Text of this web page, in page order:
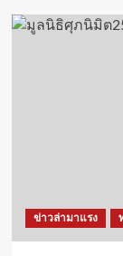
ข่าวล่ามาแรง